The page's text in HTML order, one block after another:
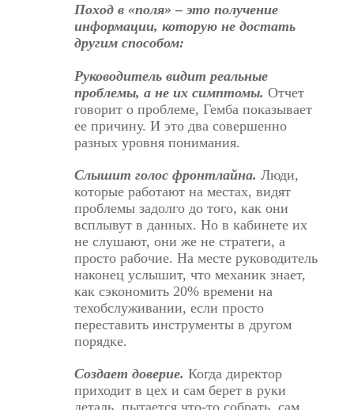
Поход в «поля» – это получение
информации, которую не достать
другим способом:
Руководитель видит реальные
проблемы, а не их симптомы. Отчет
говорит о проблеме, Гемба показывает
ее причину. И это два совершенно
разных уровня понимания.
Слышит голос фронтлайна. Люди,
которые работают на местах, видят
проблемы задолго до того, как они
всплывут в данных. Но в кабинете их
не слушают, они же не стратеги, а
просто рабочие. На месте руководитель
наконец услышит, что механик знает,
как сэкономить 20% времени на
техобслуживании, если просто
переставить инструменты в другом
порядке.
Создает доверие. Когда директор
приходит в цех и сам берет в руки
деталь, пытается что-то собрать, сам